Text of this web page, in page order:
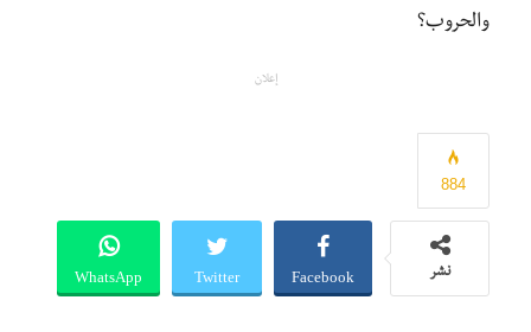
والحروب؟
إعلان
884
نشر Facebook
Twitter
WhatsApp